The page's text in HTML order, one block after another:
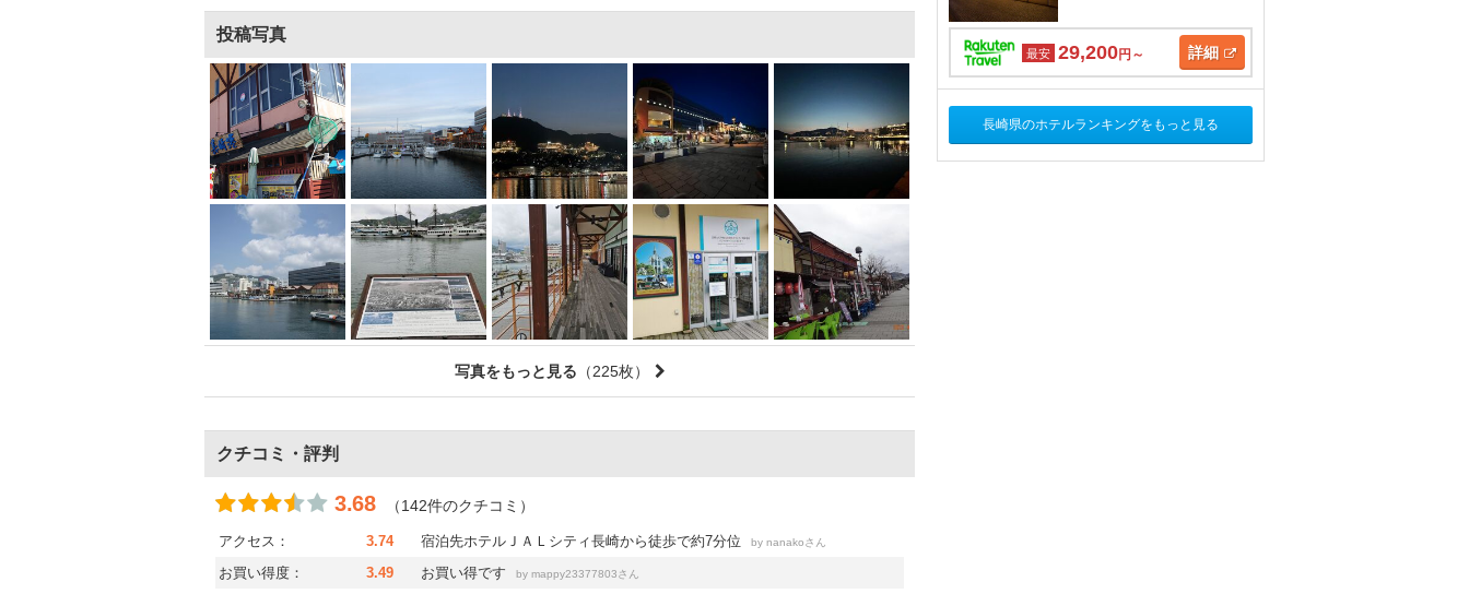
投稿写真
写真をもっと見る （225枚）
クチコミ・評判
3.68 （142件のクチコミ）
アクセス： 3.74 宿泊先ホテルＪＡＬシティ長崎から徒歩で約7分位 by nanakoさん
お買い得度： 3.49 お買い得です by mappy23377803さん
最安 29,200円～ 詳細
長崎県のホテルランキングをもっと見る